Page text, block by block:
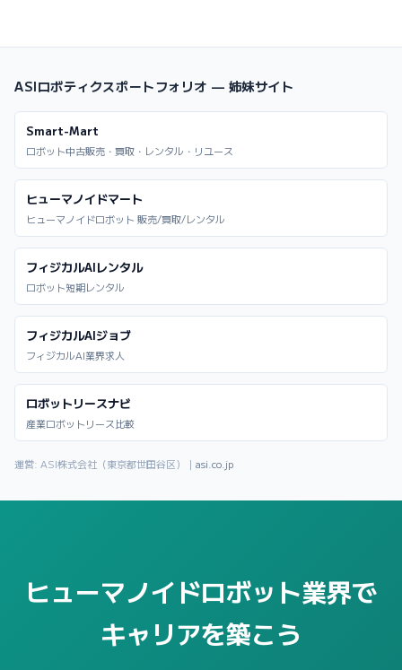
ASIロボティクスポートフォリオ — 姉妹サイト
Smart-Mart
ロボット中古販売・買取・レンタル・リユース
ヒューマノイドマート
ヒューマノイドロボット 販売/買取/レンタル
フィジカルAIレンタル
ロボット短期レンタル
フィジカルAIジョブ
フィジカルAI業界求人
ロボットリースナビ
産業ロボットリース比較
運営: ASI株式会社（東京都世田谷区）｜ asi.co.jp
ヒューマノイドロボット業界で
キャリアを築こう